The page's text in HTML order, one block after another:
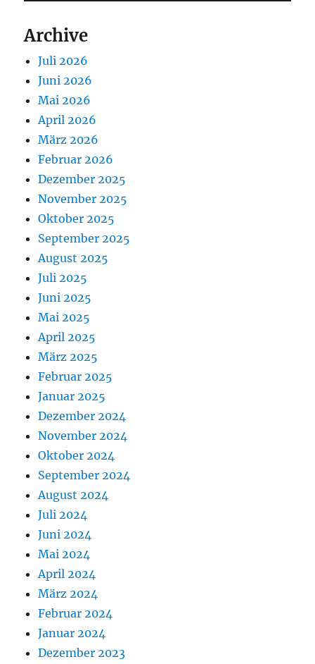
Archive
Juli 2026
Juni 2026
Mai 2026
April 2026
März 2026
Februar 2026
Dezember 2025
November 2025
Oktober 2025
September 2025
August 2025
Juli 2025
Juni 2025
Mai 2025
April 2025
März 2025
Februar 2025
Januar 2025
Dezember 2024
November 2024
Oktober 2024
September 2024
August 2024
Juli 2024
Juni 2024
Mai 2024
April 2024
März 2024
Februar 2024
Januar 2024
Dezember 2023